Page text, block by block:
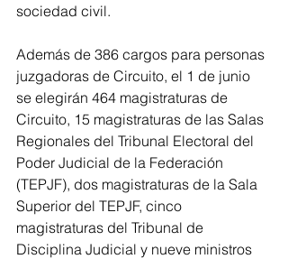
sociedad civil.
Además de 386 cargos para personas
juzgadoras de Circuito, el 1 de junio
se elegirán 464 magistraturas de
Circuito, 15 magistraturas de las Salas
Regionales del Tribunal Electoral del
Poder Judicial de la Federación
(TEPJF), dos magistraturas de la Sala
Superior del TEPJF, cinco
magistraturas del Tribunal de
Disciplina Judicial y nueve ministros